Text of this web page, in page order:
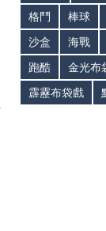
格鬥
棒球
沙盒
海戰
跑酷
金光布
霹靂布袋戲